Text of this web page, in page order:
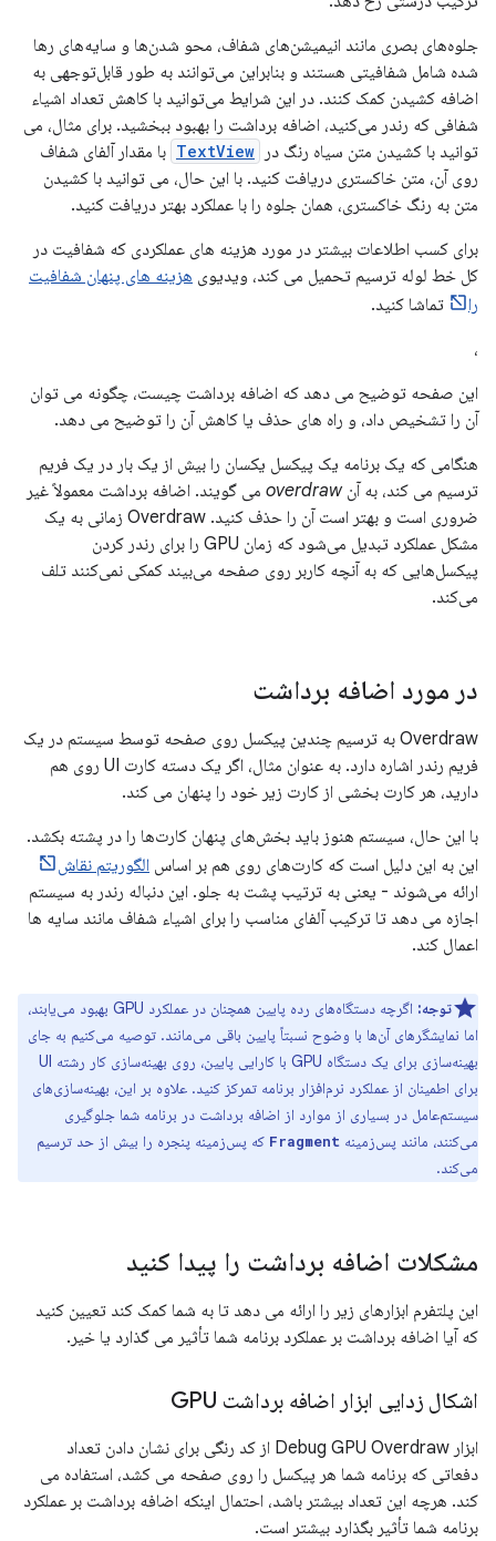
جلوه‌های بصری مانند انیمیشن‌های شفاف، محو شدن‌ها و سایه‌های رها
شده شامل شفافیتی هستند و بنابراین می‌توانند به طور قابل‌توجهی به
اضافه کشیدن کمک کنند. در این شرایط می‌توانید با کاهش تعداد اشیاء
شفافی که رندر می‌کنید، اضافه برداشت را بهبود ببخشید. برای مثال، می
توانید با کشیدن متن سیاه رنگ در
TextView با مقدار آلفای شفاف
روی آن، متن خاکستری دریافت کنید. با این حال، می توانید با کشیدن
متن به رنگ خاکستری، همان جلوه را با عملکرد بهتر دریافت کنید.
برای کسب اطلاعات بیشتر در مورد هزینه های عملکردی که شفافیت در
کل خط لوله ترسیم تحمیل می کند، ویدیوی هزینه های پنهان شفافیت
را
تماشا کنید.
،
این صفحه توضیح می دهد که اضافه برداشت چیست، چگونه می توان
آن را تشخیص داد، و راه های حذف یا کاهش آن را توضیح می دهد.
هنگامی که یک برنامه یک پیکسل یکسان را بیش از یک بار در یک فریم
ترسیم می کند، به آنoverdraw می گویند. اضافه برداشت معمولاً غیر
ضروری است و بهتر است آن را حذف کنید. Overdraw زمانی به یک
مشکل عملکرد تبدیل می‌شود که زمان GPU را برای رندر کردن
پیکسل‌هایی که به آنچه کاربر روی صفحه می‌بیند کمکی نمی‌کنند تلف
می‌کند.
در مورد اضافه برداشت
Overdraw به ترسیم چندین پیکسل روی صفحه توسط سیستم در یک
فریم رندر اشاره دارد. به عنوان مثال، اگر یک دسته کارت UI روی هم
دارید، هر کارت بخشی از کارت زیر خود را پنهان می کند.
با این حال، سیستم هنوز باید بخش‌های پنهان کارت‌ها را در پشته بکشد.
این به این دلیل است که کارت‌های روی هم بر اساس الگوریتم نقاش
ارائه می‌شوند - یعنی به ترتیب پشت به جلو. این دنباله رندر به سیستم
اجازه می دهد تا ترکیب آلفای مناسب را برای اشیاء شفاف مانند سایه ها
اعمال کند.
توجه:
اگرچه دستگاه‌های رده پایین همچنان در عملکرد GPU بهبود می‌یابند،
اما نمایشگرهای آن‌ها با وضوح نسبتاً پایین باقی می‌مانند. توصیه می‌کنیم به جای
بهینه‌سازی برای یک دستگاه GPU با کارایی پایین، روی بهینه‌سازی کار رشته UI
برای اطمینان از عملکرد نرم‌افزار برنامه تمرکز کنید. علاوه بر این، بهینه‌سازی‌های
سیستم‌عامل در بسیاری از موارد از اضافه برداشت در برنامه شما جلوگیری
می‌کنند، مانند پس‌زمینه Fragment که پس‌زمینه پنجره را بیش از حد ترسیم
می‌کند.
مشکلات اضافه برداشت را پیدا کنید
این پلتفرم ابزارهای زیر را ارائه می دهد تا به شما کمک کند تعیین کنید
که آیا اضافه برداشت بر عملکرد برنامه شما تأثیر می گذارد یا خیر.
اشکال زدایی ابزار اضافه برداشت GPU
ابزار Debug GPU Overdraw از کد رنگی برای نشان دادن تعداد
دفعاتی که برنامه شما هر پیکسل را روی صفحه می کشد، استفاده می
کند. هرچه این تعداد بیشتر باشد، احتمال اینکه اضافه برداشت بر عملکرد
برنامه شما تأثیر بگذارد بیشتر است.